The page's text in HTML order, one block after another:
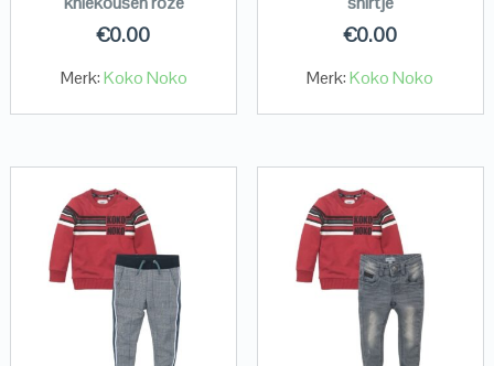
€0.00
Merk:Koko Noko
€0.00
Merk:Koko Noko